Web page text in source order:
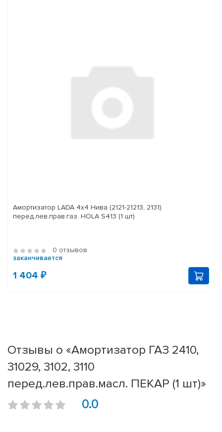
Амортизатор LADA 4x4 Нива (2121-21213, 2131)
перед.лев.прав.газ. HOLA S413 (1 шт)
0 отзывов
заканчивается
1 404 ₽
Отзывы о «Амортизатор ГАЗ 2410,
31029, 3102, 3110
перед.лев.прав.масл. ПЕКАР (1 шт)»
0.0